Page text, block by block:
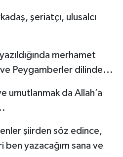
şeriatçı, ulusalcı
merhamet
ve Peygamberler dilinde...
umutlanmak da Allah’a
şiirden söz edince,
ben yazacağım sana ve